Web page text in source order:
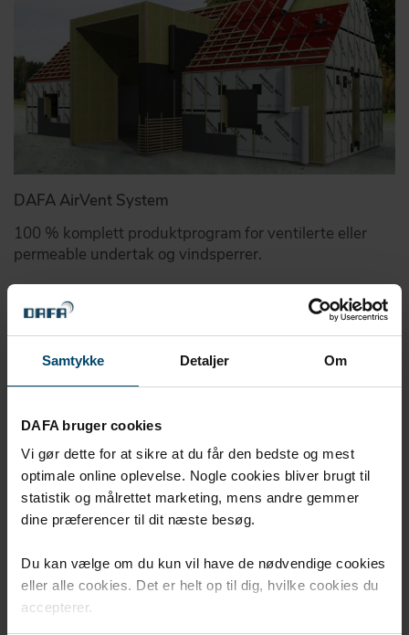
Samtykke Detaljer Om
DAFA bruger cookies
Vi gør dette for at sikre at du får den bedste og mest
optimale online oplevelse. Nogle cookies bliver brugt til
statistik og målrettet marketing, mens andre gemmer
dine præferencer til dit næste besøg.
Du kan vælge om du kun vil have de nødvendige cookies
eller alle cookies. Det er helt op til dig, hvilke cookies du
accepterer.
DAFA AirVent System
100 % komplett produktprogram for ventilerte eller
permeable undertak og vindsperrer.
DAFA Radon System
Komplett system for beskyttelse mot skadelig